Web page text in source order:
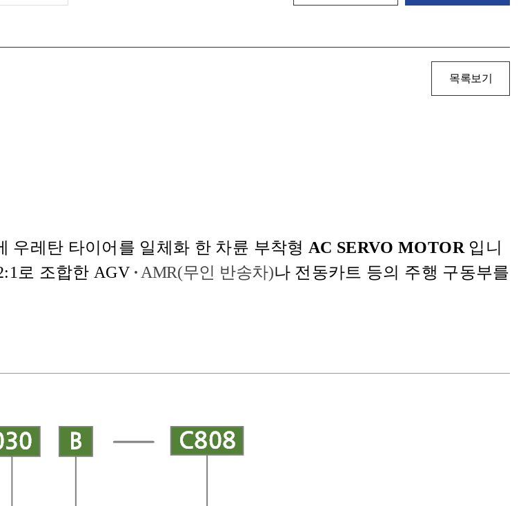
목록보기
우레탄 타이어를 일체화 한 차륜 부착형 AC SERVO MOTOR 입니
로 조합한 AGV · AMR(무인 반송차)나 전동카트 등의 주행 구동부를